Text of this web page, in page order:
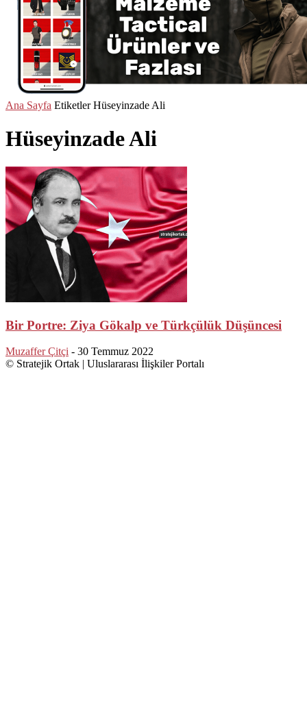
Ana Sayfa Etiketler Hüseyinzade Ali
Hüseyinzade Ali
Bir Portre: Ziya Gökalp ve Türkçülük Düşüncesi
Muzaffer Çitçi - 30 Temmuz 2022
© Stratejik Ortak | Uluslararası İlişkiler Portalı